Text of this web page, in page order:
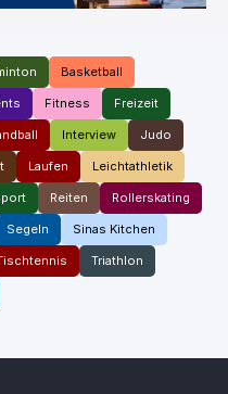
Basketball
Fitness Freizeit
Interview Judo
Laufen Leichtathletik
Reiten Rollerskating
Segeln Sinas Kitchen
Triathlon